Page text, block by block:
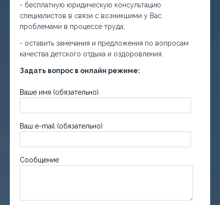
- бесплатную юридическую консультацию
специалистов в связи с возникшими у Вас
проблемами в процессе труда;
- оставить замечания и предложения по вопросам
качества детского отдыха и оздоровления.
Задать вопрос в онлайн режиме:
Ваше имя (обязательно)
Ваш e-mail (обязательно)
Сообщение